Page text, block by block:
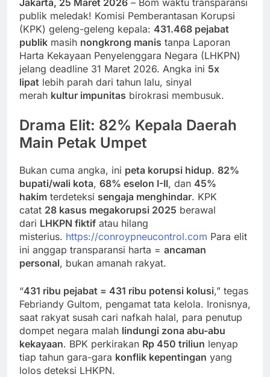
publik meledak! Komisi Pemberantasan Korupsi
(KPK) geleng-geleng kepala: 431.468 pejabat
publik masih nongkrong manis tanpa Laporan
Harta Kekayaan Penyelenggara Negara (LHKPN)
jelang deadline 31 Maret 2026. Angka ini 5x
lipat lebih parah dari tahun lalu, sinyal
merah kultur impunitas birokrasi membusuk.
Drama Elit: 82% Kepala Daerah
Main Petak Umpet
Bukan cuma angka, ini peta korupsi hidup. 82%
bupati/wali kota, 68% eselon I-II, dan 45%
hakim terdeteksi sengaja menghindar. KPK
catat 28 kasus megakorupsi 2025 berawal
dari LHKPN fiktif atau hilang
misterius. https://conroypneucontrol.com Para elit
ini anggap transparansi harta = ancaman
personal, bukan amanah rakyat.
“431 ribu pejabat = 431 ribu potensi kolusi,” tegas
Febriandy Gultom, pengamat tata kelola. Ironisnya,
saat rakyat susah cari nafkah halal, para penutup
dompet negara malah lindungi zona abu-abu
kekayaan. BPK perkirakan Rp 450 triliun lenyap
tiap tahun gara-gara konflik kepentingan yang
lolos deteksi LHKPN.